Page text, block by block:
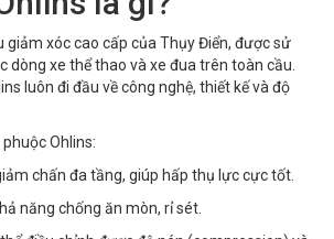
giảm xóc cao cấp của Thụy Điển, được sử
dòng xe thể thao và xe đua trên toàn cầu.
luôn đi đầu về công nghệ, thiết kế và độ
Ohlins:
chấn đa tầng, giúp hấp thụ lực cực tốt.
năng chống ăn mòn, rỉ sét.